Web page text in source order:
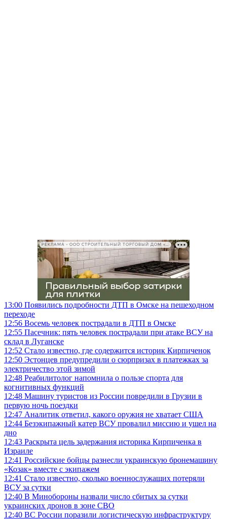
РЕКЛАМА • ООО СТРОИТЕЛЬНЫЙ ТОРГОВЫЙ ДОМ «ПЕТРОВИЧ», ИНН 7802348846
13:00 Появились подробности ДТП в Омске на пешеходном
переходе
12:56 Восемь человек пострадали в ДТП в Омске
12:55 Пасечник: пять человек пострадали при атаке ВСУ на
склад в Луганске
12:52 Стало известно, где содержится историк Кирпиченок
12:50 Эстонцев предупредили о сюрпризах в платежках за
электричество этой зимой
12:48 Реабилитолог напомнила о пользе спорта для
когнитивных функций
12:48 Машину туристов из России повредили в Грузии в
первую ночь поездки
12:47 Аналитик ответил, какого оружия не хватает США
12:44 Безэкипажный катер ВСУ провалил миссию и ушел на
дно
12:43 Раскрыта цель задержания историка Кирпиченка в
Израиле
12:41 Российские бойцы разнесли украинскую бронемашину
«Козак» вместе с экипажем
12:41 Стало известно, сколько военнослужащих потеряли
ВСУ за сутки
12:40 В Минобороны назвали число сбитых за сутки
украинских дронов в зоне СВО
12:40 ВС России поразили логистическую инфраструктуру